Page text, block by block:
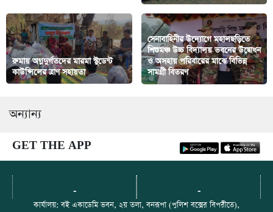
রুমায় অগ্নদুর্গতদের মারমা স্টুডেন্ট
কাউন্সিলের ত্রাণ সহায়তা
সেনাবাহিনীর উদ্যোগে মহালছড়িতে
শিশুমঞ্চ উচ্চ বিদ্যালয় ভবনের উদ্বোধন
ও অসহায় পরিবারের মাঝে বিভিন্ন
সামগ্রী বিতরণ
অন্যান্য
GET THE APP
- -
কার্যালয়: বই একাডেমি ভবন, ২য় তলা, বনরূপা (পুলিশ বক্সের বিপরীতে),